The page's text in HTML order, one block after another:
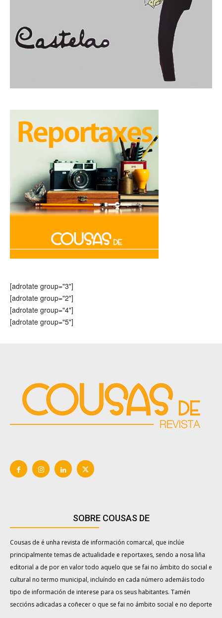
[adrotate group="3"]
[adrotate group="2"]
[adrotate group="4"]
[adrotate group="5"]
SOBRE COUSAS DE
Cousas de é unha revista de información comarcal, que inclúe
principalmente temas de actualidade e reportaxes, sendo a nosa liña
editorial a de por en valor todo aquelo que se fai no ámbito do social e
cultural no termo municipal, incluíndo en cada número ademáis todo
tipo de información de interese para os seus habitantes. Tamén
seccións adicadas a coñecer o que se fai no ámbito social e no deporte